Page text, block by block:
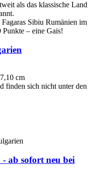
als das klassische Land
Sibiu Rumänien im
– eine Gais!
cm
finden sich nicht unter den
ab sofort neu bei